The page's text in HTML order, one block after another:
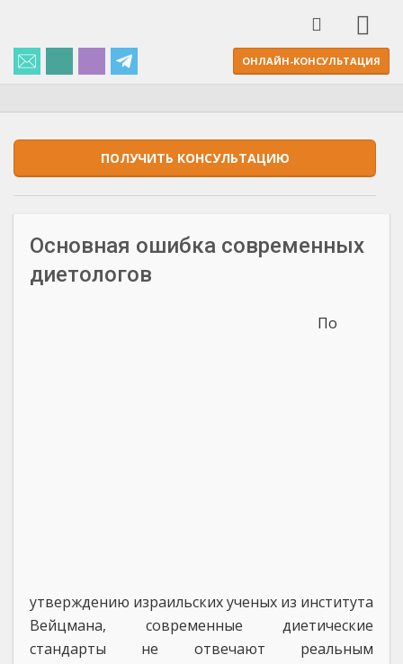
ОНЛАЙН-КОНСУЛЬТАЦИЯ
ПОЛУЧИТЬ КОНСУЛЬТАЦИЮ
Основная ошибка современных
диетологов
По
утверждению израильских ученых из института
Вейцмана, современные диетические
стандарты не отвечают реальным